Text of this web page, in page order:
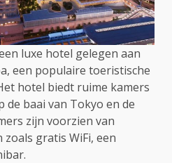
luxe hotel gelegen aan
een populaire toeristische
hotel biedt ruime kamers
baai van Tokyo en de
zijn voorzien van
gratis WiFi, een